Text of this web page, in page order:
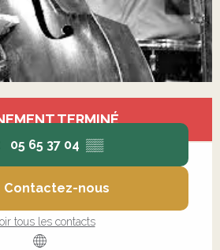
TERMINÉ
05 65 37 04 ▒▒
Contactez-nous
tous les contacts